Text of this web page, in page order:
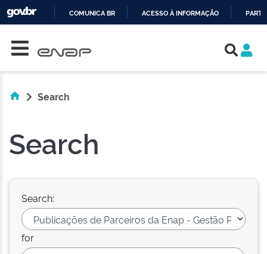
COMUNICA BR ACESSO À INFORMAÇÃO
Search
Search
Search:
for